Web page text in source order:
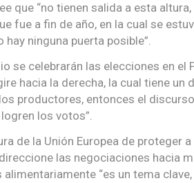
que “no tienen salida a esta
fue a fin de año, en la cual se
hay ninguna puerta posible”.
se celebrarán las elecciones en el
hacia la derecha, la cual tiene
productores, entonces el
los votos”.
de la Unión Europea de proteger
las negociaciones hacia
“es un tema